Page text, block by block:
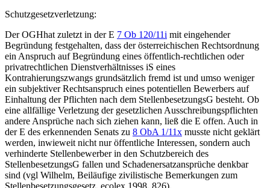
Schutzgesetzverletzung:
DerOGHhat zuletzt in der E 7 Ob 120/11i mit eingehender
Begründung festgehalten, dass der österreichischen Rechtsordnung
ein Anspruch auf Begründung eines öffentlich-rechtlichen oder
privatrechtlichen Dienstverhältnisses iS eines
Kontrahierungszwangs grundsätzlich fremd ist und umso weniger
ein subjektiver Rechtsanspruch eines potentiellen Bewerbers auf
Einhaltung der Pflichten nach dem StellenbesetzungsG besteht. Ob
eine allfällige Verletzung der gesetzlichen Ausschreibungspflichten
andere Ansprüche nach sich ziehen kann, ließ die E offen. Auch in
der E des erkennenden Senats zu 8 ObA 1/11x musste nicht geklärt
werden, inwieweit nicht nur öffentliche Interessen, sondern auch
verhinderte Stellenbewerber in den Schutzbereich des
StellenbesetzungsG fallen und Schadenersatzansprüche denkbar
sind (vgl Wilhelm, Beiläufige zivilistische Bemerkungen zum